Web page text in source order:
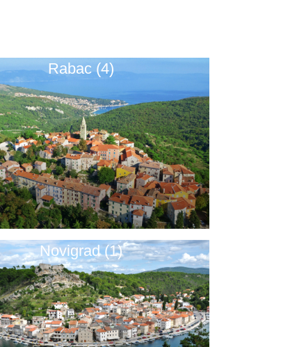
Rabac (4)
Novigrad (1)